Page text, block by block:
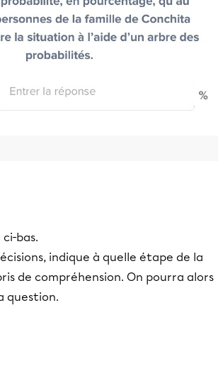
bas.
indique à quelle étape de la
de compréhension. On pourra alors
question.